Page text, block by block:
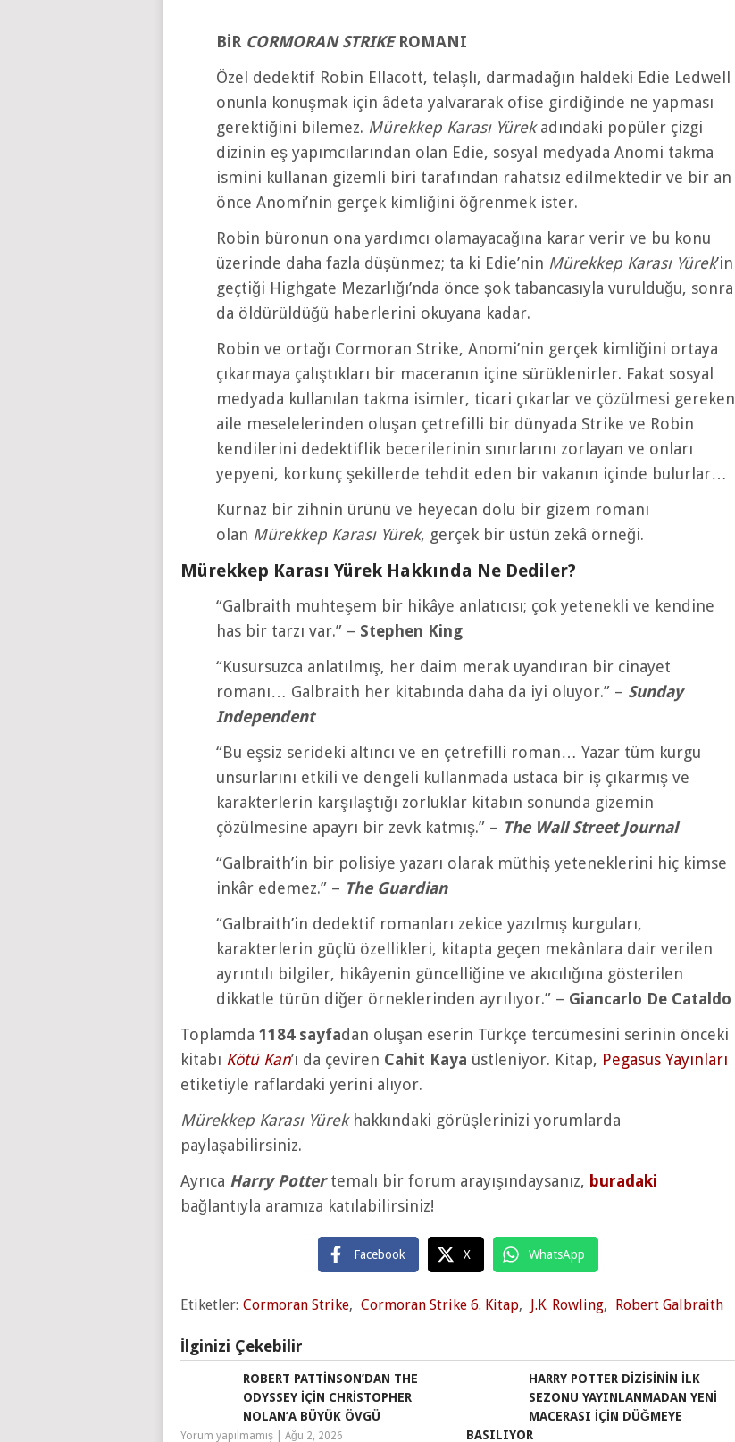
BİR CORMORAN STRIKEROMANI
Özel dedektif Robin Ellacott, telaşlı, darmadağın haldeki Edie Ledwell
onunla konuşmak için âdeta yalvararak ofise girdiğinde ne yapması
gerektiğini bilemez. Mürekkep Karası Yürekadındaki popüler çizgi
dizinin eş yapımcılarından olan Edie, sosyal medyada Anomi takma
ismini kullanan gizemli biri tarafından rahatsız edilmektedir ve bir an
önce Anomi’nin gerçek kimliğini öğrenmek ister.
Robin büronun ona yardımcı olamayacağına karar verir ve bu konu
üzerinde daha fazla düşünmez; ta ki Edie’nin Mürekkep Karası Yürek’in
geçtiği Highgate Mezarlığı’nda önce şok tabancasıyla vurulduğu, sonra
da öldürüldüğü haberlerini okuyana kadar.
Robin ve ortağı Cormoran Strike, Anomi’nin gerçek kimliğini ortaya
çıkarmaya çalıştıkları bir maceranın içine sürüklenirler. Fakat sosyal
medyada kullanılan takma isimler, ticari çıkarlar ve çözülmesi gereken
aile meselelerinden oluşan çetrefilli bir dünyada Strike ve Robin
kendilerini dedektiflik becerilerinin sınırlarını zorlayan ve onları
yepyeni, korkunç şekillerde tehdit eden bir vakanın içinde bulurlar…
Kurnaz bir zihnin ürünü ve heyecan dolu bir gizem romanı
olan Mürekkep Karası Yürek, gerçek bir üstün zekâ örneği.
Mürekkep Karası Yürek Hakkında Ne Dediler?
“Galbraith muhteşem bir hikâye anlatıcısı; çok yetenekli ve kendine
has bir tarzı var.” – Stephen King
“Kusursuzca anlatılmış, her daim merak uyandıran bir cinayet
romanı… Galbraith her kitabında daha da iyi oluyor.” – Sunday
Independent
“Bu eşsiz serideki altıncı ve en çetrefilli roman… Yazar tüm kurgu
unsurlarını etkili ve dengeli kullanmada ustaca bir iş çıkarmış ve
karakterlerin karşılaştığı zorluklar kitabın sonunda gizemin
çözülmesine apayrı bir zevk katmış.” – The Wall Street Journal
“Galbraith’in bir polisiye yazarı olarak müthiş yeteneklerini hiç kimse
inkâr edemez.” – The Guardian
“Galbraith’in dedektif romanları zekice yazılmış kurguları,
karakterlerin güçlü özellikleri, kitapta geçen mekânlara dair verilen
ayrıntılı bilgiler, hikâyenin güncelliğine ve akıcılığına gösterilen
dikkatle türün diğer örneklerinden ayrılıyor.” – Giancarlo De Cataldo
Toplamda 1184 sayfadan oluşan eserin Türkçe tercümesini serinin önceki
kitabı Kötü Kan’ı da çeviren Cahit Kaya üstleniyor. Kitap, Pegasus Yayınları
etiketiyle raflardaki yerini alıyor.
Mürekkep Karası Yürekhakkındaki görüşlerinizi yorumlarda
paylaşabilirsiniz.
Ayrıca Harry Potter temalı bir forum arayışındaysanız, buradaki
bağlantıyla aramıza katılabilirsiniz!
Facebook X WhatsApp
Etiketler: Cormoran Strike, Cormoran Strike 6. Kitap, J.K. Rowling, Robert Galbraith
İlginizi Çekebilir
ROBERT PATTINSON’DAN THE
ODYSSEY IÇIN CHRISTOPHER
NOLAN’A BÜYÜK ÖVGÜ
Yorum yapılmamış Ağu 2, 2026
HARRY POTTER DIZISININ İLK
SEZONU YAYINLANMADAN YENI
MACERASI IÇIN DÜĞMEYE
BASILIYOR